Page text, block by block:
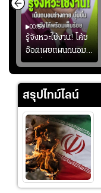
00:54
รู้จังหวะใช้งาน! โค้ช
อ๊อตเผยแผนถนอม
“บุ๋มบิ๋ม” เพื่อรักษา
ร่างกายให้พร้อมที่สุด
สรุปไทม์ไลน์